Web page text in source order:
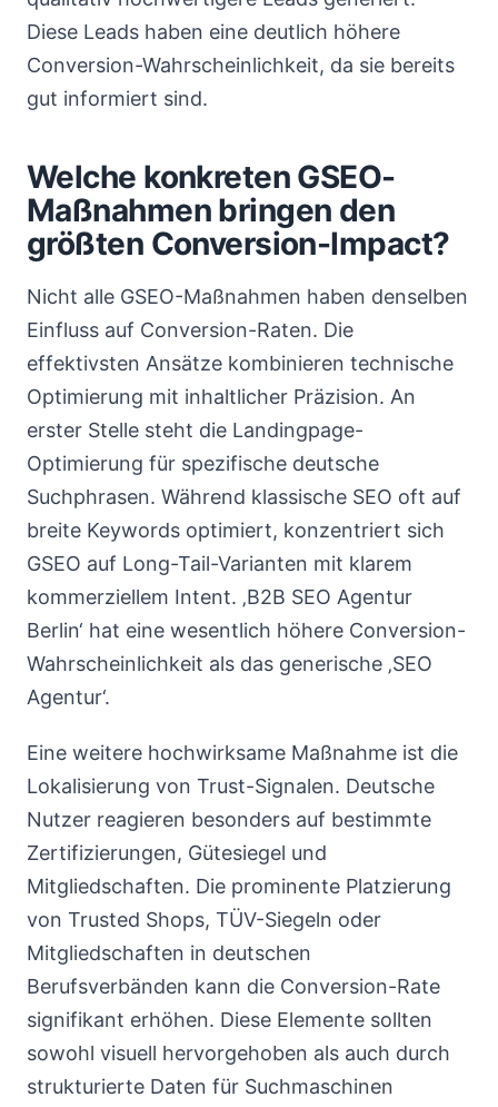
Diese Leads haben eine deutlich höhere
Conversion-Wahrscheinlichkeit, da sie bereits
gut informiert sind.
Welche konkreten GSEO-
Maßnahmen bringen den
größten Conversion-Impact?
Nicht alle GSEO-Maßnahmen haben denselben
Einfluss auf Conversion-Raten. Die
effektivsten Ansätze kombinieren technische
Optimierung mit inhaltlicher Präzision. An
erster Stelle steht die Landingpage-
Optimierung für spezifische deutsche
Suchphrasen. Während klassische SEO oft auf
breite Keywords optimiert, konzentriert sich
GSEO auf Long-Tail-Varianten mit klarem
kommerziellem Intent. ‚B2B SEO Agentur
Berlin‘ hat eine wesentlich höhere Conversion-
Wahrscheinlichkeit als das generische ‚SEO
Agentur‘.
Eine weitere hochwirksame Maßnahme ist die
Lokalisierung von Trust-Signalen. Deutsche
Nutzer reagieren besonders auf bestimmte
Zertifizierungen, Gütesiegel und
Mitgliedschaften. Die prominente Platzierung
von Trusted Shops, TÜV-Siegeln oder
Mitgliedschaften in deutschen
Berufsverbänden kann die Conversion-Rate
signifikant erhöhen. Diese Elemente sollten
sowohl visuell hervorgehoben als auch durch
strukturierte Daten für Suchmaschinen